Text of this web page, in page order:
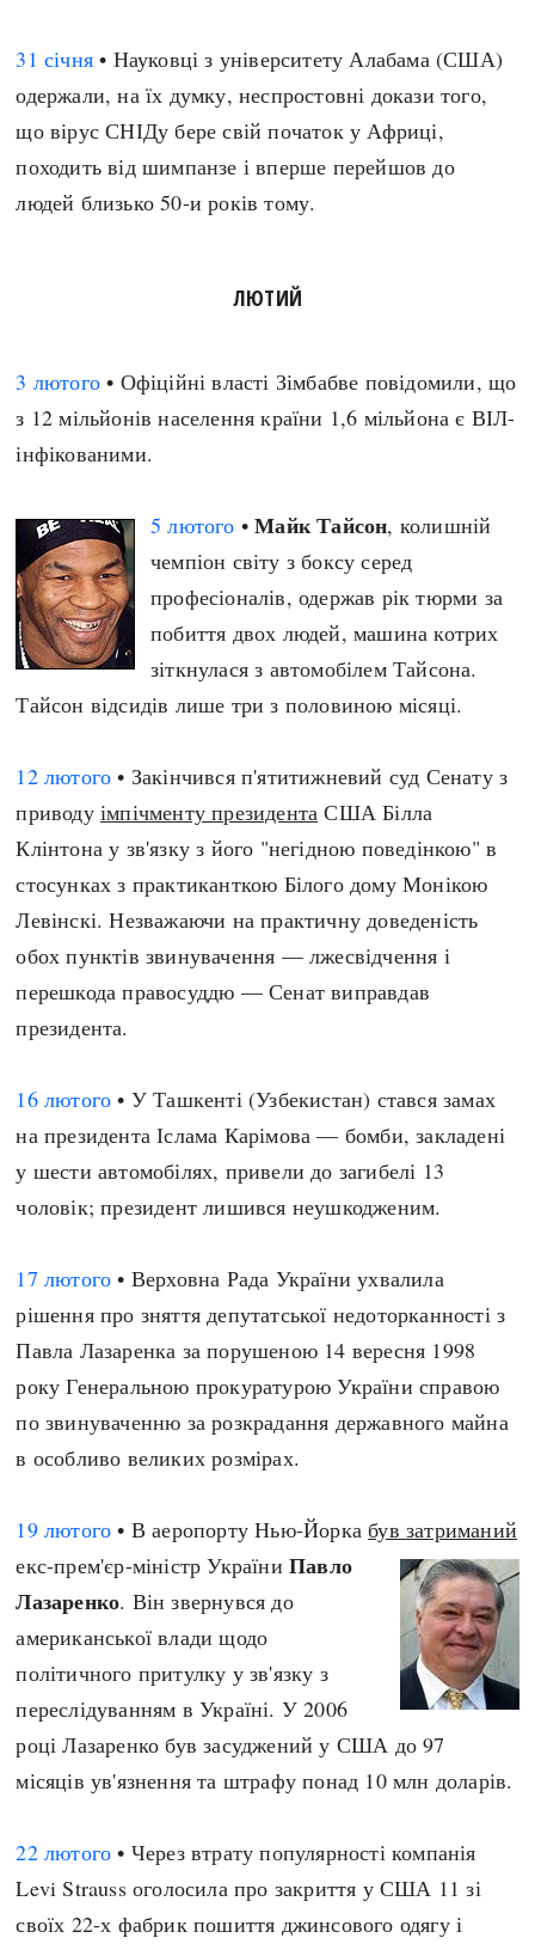
31 січня • Науковці з університету Алабама (США)
одержали, на їх думку, неспростовні докази того,
що вірус СНІДу бере свій початок у Африці,
походить від шимпанзе і вперше перейшов до
людей близько 50-и років тому.
ЛЮТИЙ
3 лютого • Офіційні власті Зімбабве повідомили, що
з 12 мільйонів населення країни 1,6 мільйона є ВІЛ-
інфікованими.
5 лютого •Майк Тайсон, колишній
чемпіон світу з боксу серед
професіоналів, одержав рік тюрми за
побиття двох людей, машина котрих
зіткнулася з автомобілем Тайсона.
Тайсон відсидів лише три з половиною місяці.
12 лютого • Закінчився п'ятитижневий суд Сенату з
приводуімпічменту президента США Білла
Клінтона у зв'язку з його "негідною поведінкою" в
стосунках з практиканткою Білого дому Монікою
Левінскі. Незважаючи на практичну доведеність
обох пунктів звинувачення — лжесвідчення і
перешкода правосуддю — Сенат виправдав
президента.
16 лютого • У Ташкенті (Узбекистан) стався замах
на президента Іслама Карімова — бомби, закладені
у шести автомобілях, привели до загибелі 13
чоловік; президент лишився неушкодженим.
17 лютого • Верховна Рада України ухвалила
рішення про зняття депутатської недоторканності з
Павла Лазаренка за порушеною 14 вересня 1998
року Генеральною прокуратурою України справою
по звинуваченню за розкрадання державного майна
в особливо великих розмірах.
19 лютого • В аеропорту Нью-Йоркабув затриманий
екс-прем'єр-міністр УкраїниПавло
Лазаренко. Він звернувся до
американської влади щодо
політичного притулку у зв'язку з
переслідуванням в Україні. У 2006
році Лазаренко був засуджений у США до 97
місяців ув'язнення та штрафу понад 10 млн доларів.
22 лютого • Через втрату популярності компанія
Levi Strauss оголосила про закриття у США 11 зі
своїх 22-х фабрик пошиття джинсового одягу і